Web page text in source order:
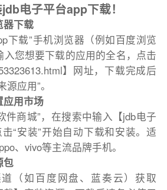
电子平台app下载！
下载
下载”手机浏览器（例如百度浏览
您想要下载的应用的全名，点击
】网址，下载完成后
应用”。
用市场
件商城”，在搜索中输入【jdb电子
“安装”开始自动下载和安装。适
、vivo等主流品牌手机。
（如百度网盘、蓝奏云）获取